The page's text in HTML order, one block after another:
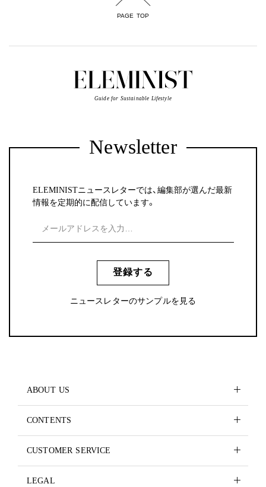
PAGE TOP
Guide for Sustainable Lifestyle
Newsletter
ELEMINISTニュースレターでは、編集部が選んだ最新
情報を定期的に配信しています。
登録する
ニュースレターのサンプルを見る
ABOUT US
CONTENTS
CUSTOMER SERVICE
LEGAL